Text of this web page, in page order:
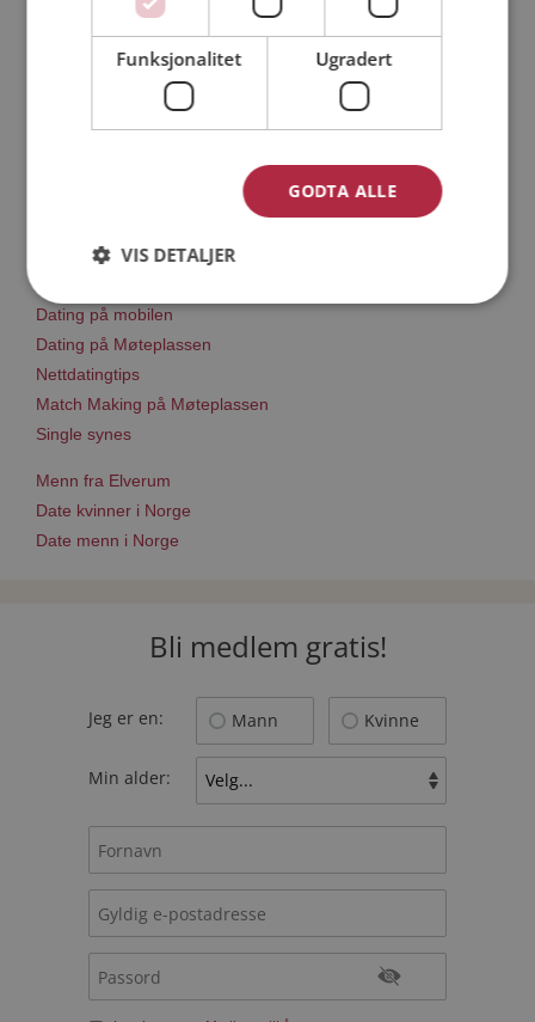
Hvis du søker dating i Elverum har du kommet til riktig sted.
På Møteplassen kan du bli medlem og søke blant tusenvis av
datinginteresserte single i Elverum
Läs mer
Trinn 1 - Bli medlem og lag en presentasjon
Trinn 3 - Tips til hvordan du tar kontakt
Dating på mobilen
Dating på Møteplassen
Nettdatingtips
Match Making på Møteplassen
Single synes
Menn fra Elverum
Date kvinner i Norge
Date menn i Norge
Bli medlem gratis!
Jeg er en: Mann Kvinne
Min alder:
Funksjonalitet Ugradert
GODTA ALLE
VIS DETALJER